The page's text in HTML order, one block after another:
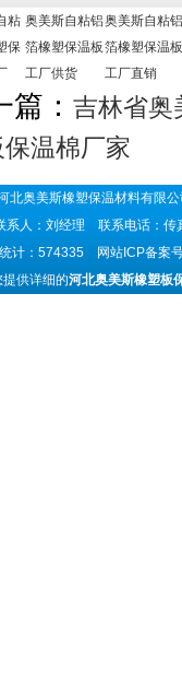
粘
保
奥美斯自粘铝
箔橡塑保温板
工厂供货
奥美斯自粘铝
箔橡塑保温板
工厂直销
篇： 吉林省奥
温棉厂家
北奥美斯橡塑保温材料有
系人：刘经理 联系电话：
计：574335 网站ICP备案
供详细的河北奥美斯橡塑板